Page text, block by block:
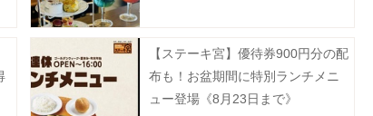
【ステーキ宮】優待券900円分の配
布も！お盆期間に特別ランチメニ
ュー登場《8月23日まで》